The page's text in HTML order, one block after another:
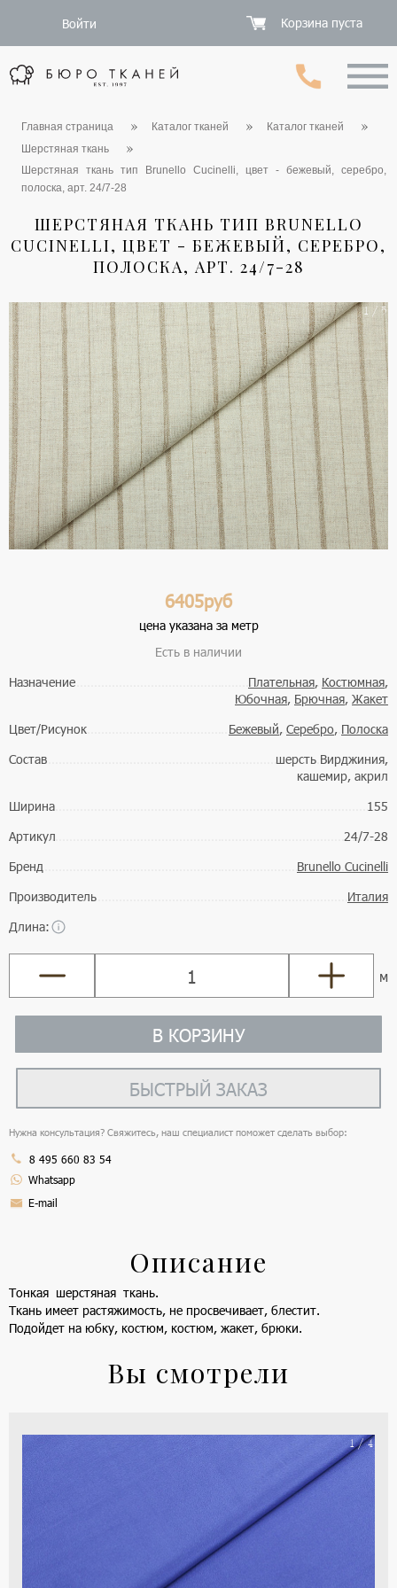
Войти Корзина пуста
Главная страница Каталог тканей
Каталог тканей
Шерстяная ткань
Шерстяная ткань тип Brunello Cucinelli, цвет - бежевый, серебро,
полоска, арт. 24/7-28
ШЕРСТЯНАЯ ТКАНЬ ТИП BRUNELLO
CUCINELLI, ЦВЕТ - БЕЖЕВЫЙ, СЕРЕБРО,
ПОЛОСКА, АРТ. 24/7-28
1 / 5
6405руб
цена указана за метр
Есть в наличии
Назначение
Плательная, Костюмная,
Юбочная, Брючная, Жакет
Цвет/Рисунок
Бежевый, Серебро, Полоска
Состав
шерсть Вирджиния,
кашемир, акрил
Ширина
155
Артикул
24/7-28
Бренд
Brunello Cucinelli
Производитель
Италия
Длина:
м
В КОРЗИНУ
БЫСТРЫЙ ЗАКАЗ
Нужна консультация? Свяжитесь, наш специалист поможет сделать выбор:
8 495 660 83 54
Whatsapp
E-mail
Описание
Тонкая шерстяная ткань.
Ткань имеет растяжимость, не просвечивает, блестит.
Подойдет на юбку, костюм, костюм, жакет, брюки.
Вы смотрели
1 / 4